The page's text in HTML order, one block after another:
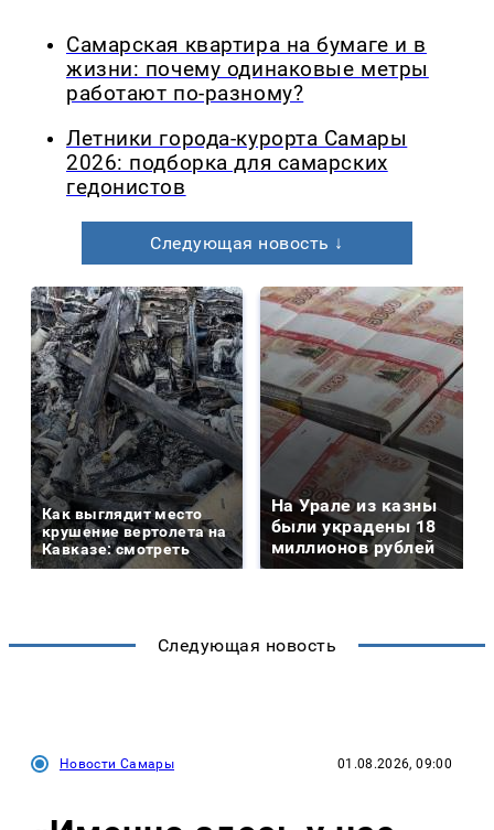
Самарская квартира на бумаге и в
жизни: почему одинаковые метры
работают по-разному?
Летники города-курорта Самары
2026: подборка для самарских
гедонистов
Следующая новость ↓
Как выглядит место
крушение вертолета на
Кавказе: смотреть
На Урале из казны
были украдены 18
миллионов рублей
Следующая новость
Новости Самары 01.08.2026, 09:00